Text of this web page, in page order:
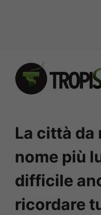
contenuto
La città da
nome più
difficile
ricordare